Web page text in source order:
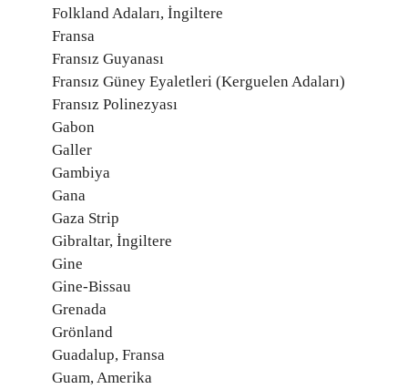
Folkland Adaları, İngiltere
Fransa
Fransız Guyanası
Fransız Güney Eyaletleri (Kerguelen Adaları)
Fransız Polinezyası
Gabon
Galler
Gambiya
Gana
Gaza Strip
Gibraltar, İngiltere
Gine
Gine-Bissau
Grenada
Grönland
Guadalup, Fransa
Guam, Amerika